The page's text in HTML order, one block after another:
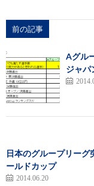
前の記事
Aグル
ジャパ
日本のグループリー
ールドカップ
2014.06.20